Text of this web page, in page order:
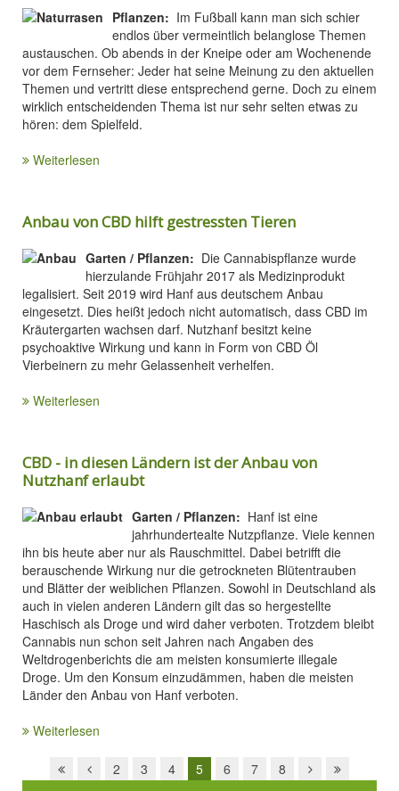
Pflanzen: Im Fußball kann man sich schier
endlos über vermeintlich belanglose Themen
austauschen. Ob abends in der Kneipe oder am Wochenende
vor dem Fernseher: Jeder hat seine Meinung zu den aktuellen
Themen und vertritt diese entsprechend gerne. Doch zu einem
wirklich entscheidenden Thema ist nur sehr selten etwas zu
hören: dem Spielfeld.
Weiterlesen
Anbau von CBD hilft gestressten Tieren
Garten / Pflanzen: Die Cannabispflanze wurde
hierzulande Frühjahr 2017 als Medizinprodukt
legalisiert. Seit 2019 wird Hanf aus deutschem Anbau
eingesetzt. Dies heißt jedoch nicht automatisch, dass CBD im
Kräutergarten wachsen darf. Nutzhanf besitzt keine
psychoaktive Wirkung und kann in Form von CBD Öl
Vierbeinern zu mehr Gelassenheit verhelfen.
Weiterlesen
CBD - in diesen Ländern ist der Anbau von
Nutzhanf erlaubt
Garten / Pflanzen: Hanf ist eine
jahrhundertealte Nutzpflanze. Viele kennen
ihn bis heute aber nur als Rauschmittel. Dabei betrifft die
berauschende Wirkung nur die getrockneten Blütentrauben
und Blätter der weiblichen Pflanzen. Sowohl in Deutschland als
auch in vielen anderen Ländern gilt das so hergestellte
Haschisch als Droge und wird daher verboten. Trotzdem bleibt
Cannabis nun schon seit Jahren nach Angaben des
Weltdrogenberichts die am meisten konsumierte illegale
Droge. Um den Konsum einzudämmen, haben die meisten
Länder den Anbau von Hanf verboten.
Weiterlesen
2 3 4 5 6 7 8